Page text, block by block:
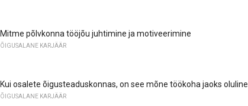
Mitme põlvkonna tööjõu juhtimine ja motiveerimine
ÕIGUSALANE KARJÄÄR
Kui osalete õigusteaduskonnas, on see mõne töökoha jaoks oluline
ÕIGUSALANE KARJÄÄR